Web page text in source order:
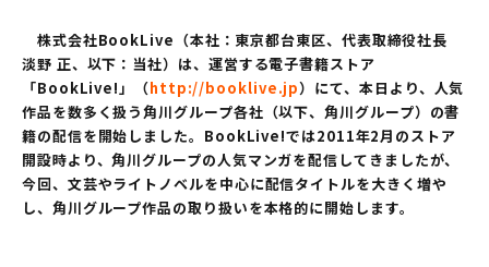
株式会社BookLive（本社：東京都台東区、代表取締役社長
淡野 正、以下：当社）は、運営する電子書籍ストア
「BookLive!」（http://booklive.jp）にて、本日より、人気
作品を数多く扱う角川グループ各社（以下、角川グループ）の書
籍の配信を開始しました。BookLive!では2011年2月のストア
開設時より、角川グループの人気マンガを配信してきましたが、
今回、文芸やライトノベルを中心に配信タイトルを大きく増や
し、角川グループ作品の取り扱いを本格的に開始します。